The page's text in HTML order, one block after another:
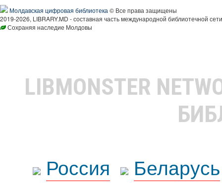
Молдавская цифровая библиотека © Все права защищены
2019-2026, LIBRARY.MD - составная часть международной библиотечной
Сохраняя наследие Молдовы
LIBMONSTER
Россия
Беларусь